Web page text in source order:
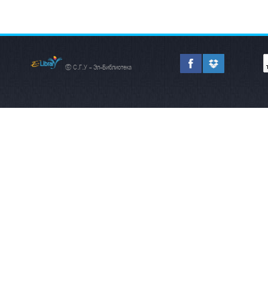
© С.Г.У - Эл-Библиотека